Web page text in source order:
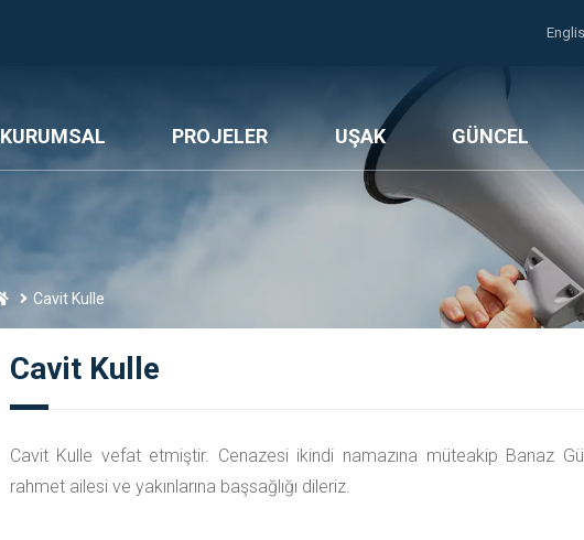
KURUMSAL PROJELER UŞAK GÜNCEL
Cavit Kulle
Cavit Kulle
Cavit Kulle vefat etmiştir. Cenazesi ikindi namazına müteakip Banaz
rahmet ailesi ve yakınlarına başsağlığı dileriz.